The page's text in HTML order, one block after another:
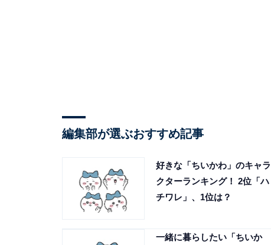
編集部が選ぶおすすめ記事
好きな「ちいかわ」のキャラ
クターランキング！ 2位「ハ
チワレ」、1位は？
一緒に暮らしたい「ちいか